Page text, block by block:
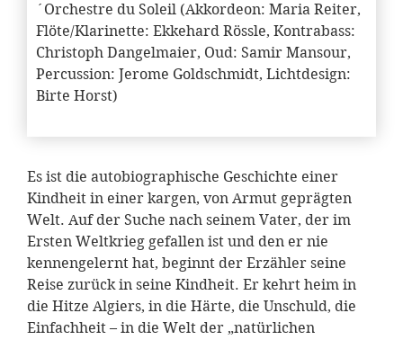
´Orchestre du Soleil (Akkordeon: Maria Reiter,
Flöte/Klarinette: Ekkehard Rössle, Kontrabass:
Christoph Dangelmaier, Oud: Samir Mansour,
Percussion: Jerome Goldschmidt, Lichtdesign:
Birte Horst)
Es ist die autobiographische Geschichte einer
Kindheit in einer kargen, von Armut geprägten
Welt. Auf der Suche nach seinem Vater, der im
Ersten Weltkrieg gefallen ist und den er nie
kennengelernt hat, beginnt der Erzähler seine
Reise zurück in seine Kindheit. Er kehrt heim in
die Hitze Algiers, in die Härte, die Unschuld, die
Einfachheit – in die Welt der „natürlichen